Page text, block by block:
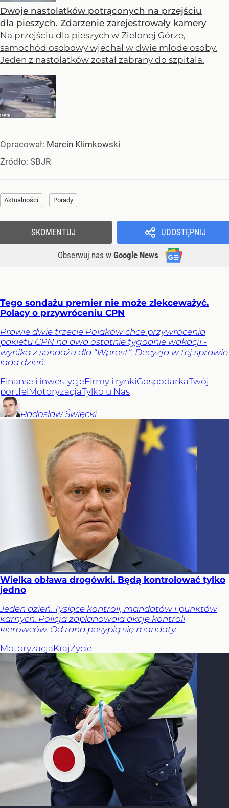
Dwoje nastolatków potrąconych na przejściu
dla pieszych. Zdarzenie zarejestrowały kamery
Na przejściu dla pieszych w Zielonej Górze,
samochód osobowy wjechał w dwie młode osoby.
Jeden z nastolatków został zabrany do szpitala.
Opracował: Marcin Klimkowski
Źródło: SBJR
Aktualności Porady
UDOSTĘPNIJ
Obserwuj nas w Google News
SKOMENTUJ
Tego sondażu premier nie może zlekceważyć.
Polacy o przywróceniu CPN
Prawie dwie trzecie Polaków chce przywrócenia
pakietu CPN na dwa ostatnie tygodnie wakacji -
wynika z sondażu dla “Wprost”. Decyzja w tej sprawie
lada dzień.
Finanse i inwestycjeFirmy i rynkiGospodarkaTwój
portfelMotoryzacjaTylko u Nas
Radosław Święcki
Wielka obława drogówki. Będą kontrolować tylko
jedno
Jeden dzień. Tysiące kontroli, mandatów i punktów
karnych. Policja zaplanowała akcję kontroli
kierowców. Od rana posypią się mandaty.
MotoryzacjaKrajŻycie